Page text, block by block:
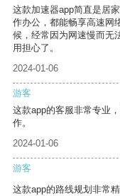
这款加速器app简直是居
作办公，都能畅享高速网
候，经常因为网速慢而无
用担心了。
2024-01-06
游客
这款app的客服非常专业
作。
2024-01-06
游客
这款app的路线规划非常